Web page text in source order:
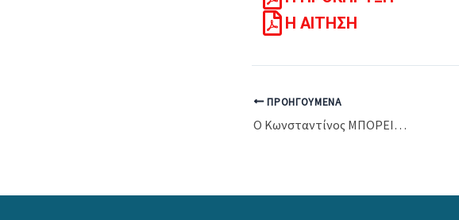
Η ΑΙΤΗΣΗ
ΠΡΟΗΓΟΎΜΕΝΑ
Ο Κωνσταντίνος ΜΠΟΡΕΙ…